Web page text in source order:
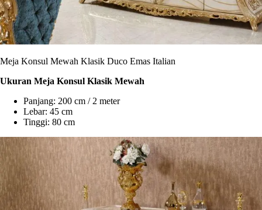
Meja Konsul Mewah Klasik Duco Emas Italian
Ukuran Meja Konsul Klasik Mewah
Panjang: 200 cm / 2 meter
Lebar: 45 cm
Tinggi: 80 cm